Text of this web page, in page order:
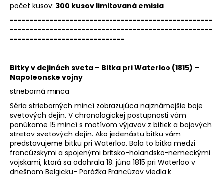
počet kusov: 300 kusov limitovaná emisia
---------------------------------------------------
---------------------------------------------------
-----------------------------
Bitky v dejinách sveta – Bitka pri Waterloo (1815) –
Napoleonske vojny
strieborná minca
Séria strieborných mincí zobrazujúca najznámejšie boje
svetových dejín. V chronologickej postupnosti vám
ponúkame 15 mincí s motívom výjavov z bitiek a bojových
stretov svetových dejín. Ako jedenástu bitku vám
predstavujeme bitku pri Waterloo. Bola to bitka medzi
francúzskymi a spojenými britsko-holandsko-nemeckými
vojskami, ktorá sa odohrala 18. júna 1815 pri Waterloo v
dnešnom Belgicku- Porážka Francúzov viedla k